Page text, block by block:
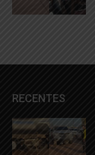
RECENTES